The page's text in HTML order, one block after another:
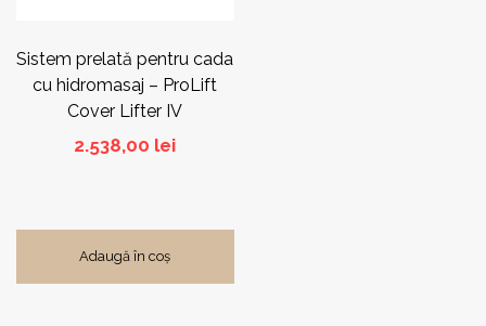
Sistem prelată pentru cada
cu hidromasaj – ProLift
Cover Lifter IV
2.538,00 lei
Adaugă în coș